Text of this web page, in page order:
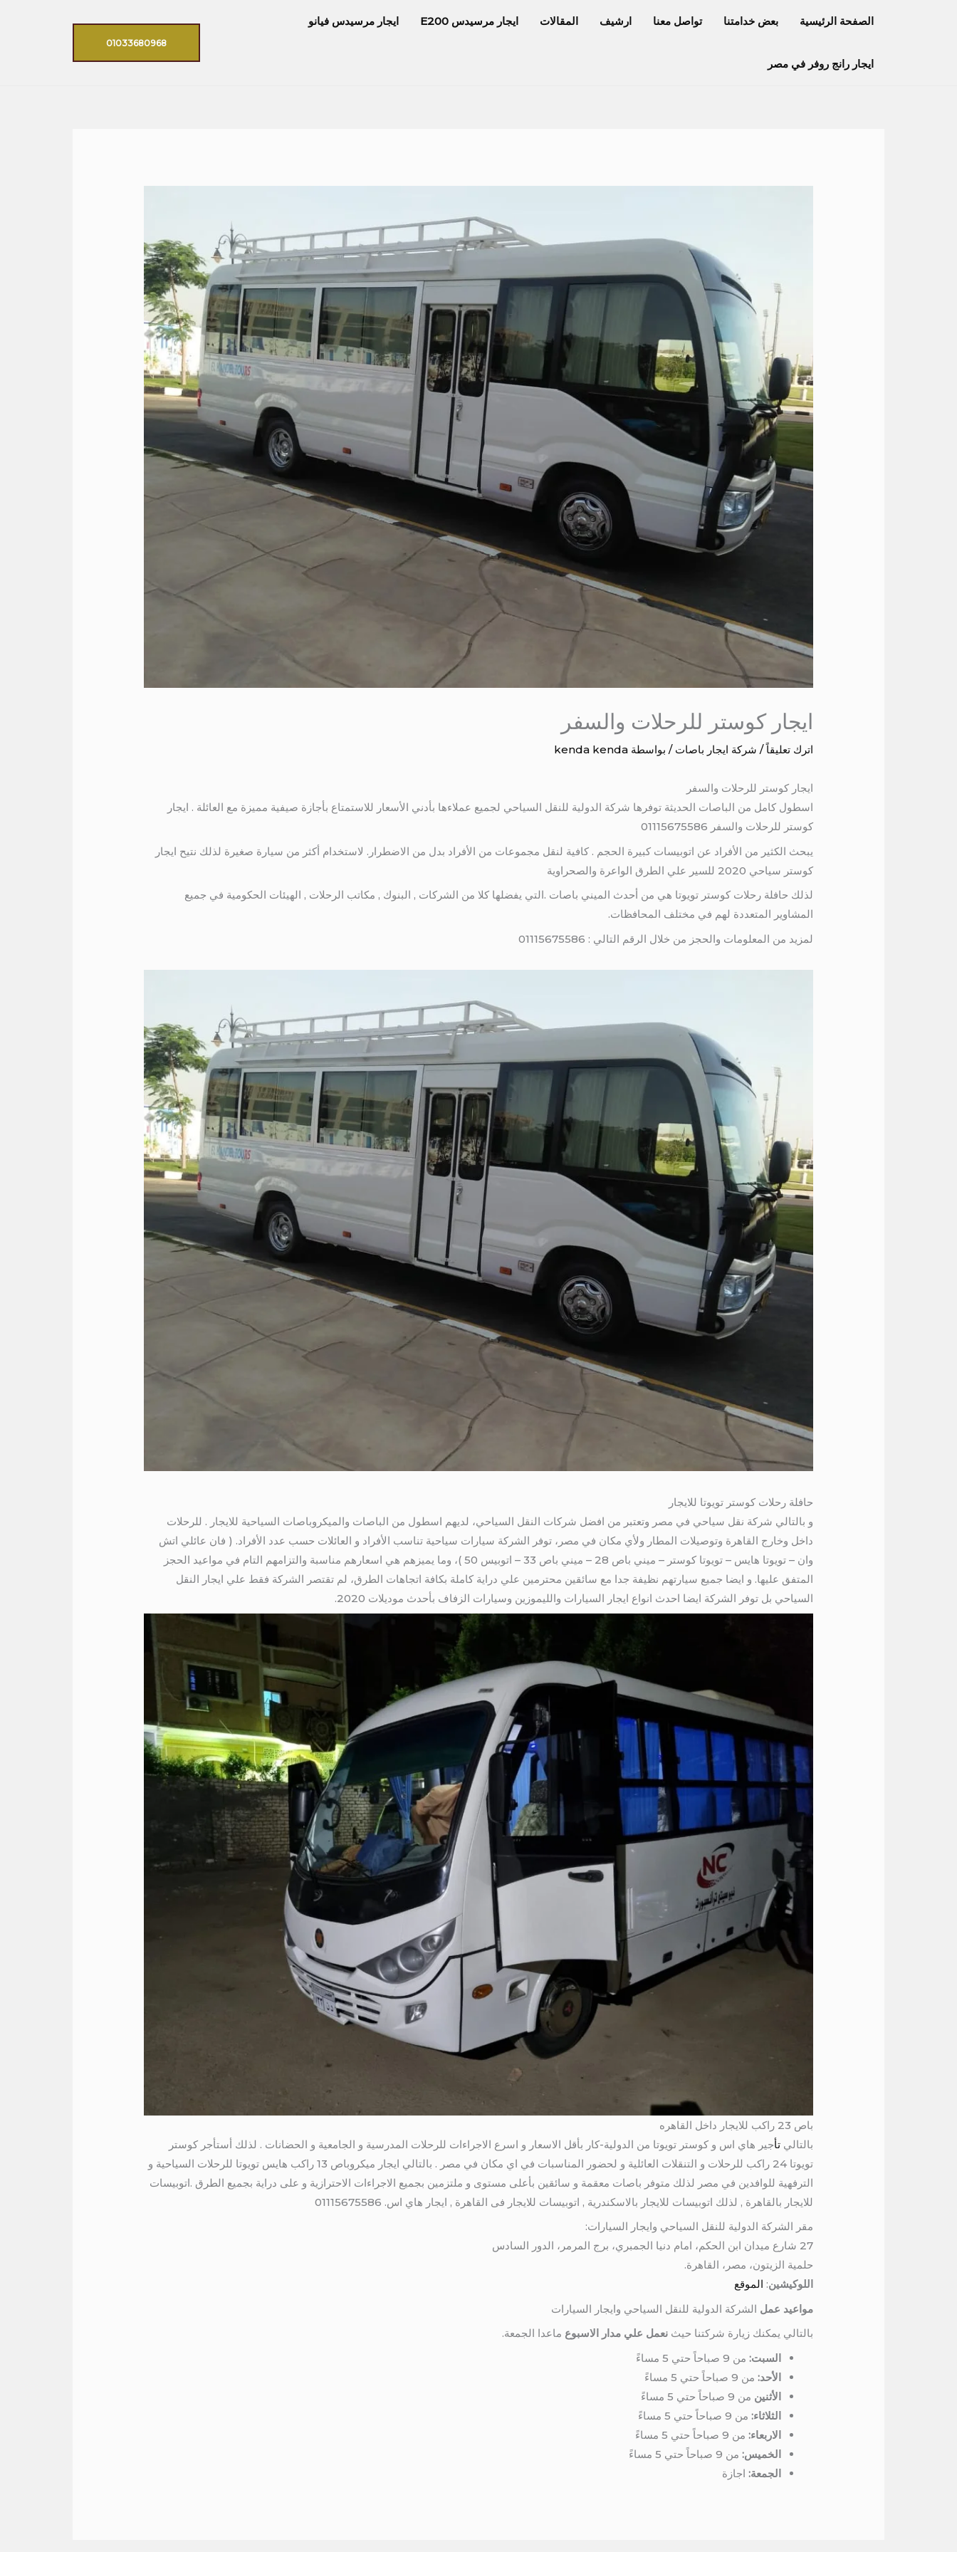
الصفحة الرئيسية بعض خدامتنا تواصل معنا ارشيف المقالات ايجار مرسيدس E200 ايجار مرسيدس فيانو
ايجار رانج روفر في مصر
01033680968
ايجار كوستر للرحلات والسفر
اترك تعليقاً / شركة ايجار باصات / بواسطة kenda kenda
ايجار كوستر للرحلات والسفر
اسطول كامل من الباصات الحديثة توفرها شركة الدولية للنقل السياحي لجميع عملاءها بأدني الأسعار للاستمتاع بأجازة صيفية مميزة مع العائلة . ايجار
كوستر للرحلات والسفر 01115675586
يبحث الكثير من الأفراد عن اتوبيسات كبيرة الحجم . كافية لنقل مجموعات من الأفراد بدل من الاضطرار. لاستخدام أكثر من سيارة صغيرة لذلك نتيح ايجار
كوستر سياحي 2020 للسير علي الطرق الواعرة والصحراوية
لذلك حافلة رحلات كوستر تويوتا هي من أحدث الميني باصات .التي يفضلها كلا من الشركات , البنوك , مكاتب الرحلات , الهيئات الحكومية في جميع
المشاوير المتعددة لهم في مختلف المحافظات.
لمزيد من المعلومات والحجز من خلال الرقم التالي : 01115675586
حافلة رحلات كوستر تويوتا للايجار
و بالتالي شركة نقل سياحي في مصر وتعتبر من افضل شركات النقل السياحي، لديهم اسطول من الباصات والميكروباصات السياحية للايجار . للرحلات
داخل وخارج القاهرة وتوصيلات المطار ولأي مكان في مصر، توفر الشركة سيارات سياحية تناسب الأفراد و العائلات حسب عدد الأفراد. ( فان عائلي اتش
وان – تويوتا هايس – تويوتا كوستر – ميني باص 28 – ميني باص 33 – اتوبيس 50 )، وما يميزهم هي اسعارهم مناسبة والتزامهم التام في مواعيد الحجز
المتفق عليها. و ايضا جميع سيارتهم نظيفة جدا مع سائقين محترمين علي دراية كاملة بكافة اتجاهات الطرق، لم تقتصر الشركة فقط علي ايجار النقل
السياحي بل توفر الشركة ايضا احدث انواع ايجار السيارات والليموزين وسيارات الزفاف بأحدث موديلات 2020.
باص 23 راكب للايجار داخل القاهره
بالتاليتأجير هاي اس و كوستر تويوتا من الدولية-كار بأقل الاسعار و اسرع الاجراءات للرحلات المدرسية و الجامعية و الحضانات . لذلك أستأجر كوستر
تويوتا 24 راكب للرحلات و التنقلات العائلية و لحضور المناسبات في اي مكان في مصر . بالتالي ايجار ميكروباص 13 راكب هايس تويوتا للرحلات السياحية و
الترفهية للوافدين في مصر لذلك متوفر باصات معقمة و سائقين بأعلى مستوى و ملتزمين بجميع الاجراءات الاحترازية و على دراية بجميع الطرق .اتوبيسات
للايجار بالقاهرة , لذلك اتوبيسات للايجار بالاسكندرية , اتوبيسات للايجار فى القاهرة , ايجار هاي اس. 01115675586
مقر الشركة الدولية للنقل السياحي وايجار السيارات:
27 شارع ميدان ابن الحكم، امام دنيا الجمبري، برج المرمر، الدور السادس
حلمية الزيتون، مصر، القاهرة.
اللوكيشين: الموقع
مواعيد عمل الشركة الدولية للنقل السياحي وايجار السيارات
بالتالي يمكنك زيارة شركتنا حيثنعمل علي مدار الاسبوع ماعدا الجمعة.
السبت: من 9 صباحاً حتي 5 مساءً
الأحد: من 9 صباحاً حتي 5 مساءً
الأثنين من 9 صباحاً حتي 5 مساءً
الثلاثاء: من 9 صباحاً حتي 5 مساءً
الاربعاء: من 9 صباحاً حتي 5 مساءً
الخميس: من 9 صباحاً حتي 5 مساءً
الجمعة: اجازة